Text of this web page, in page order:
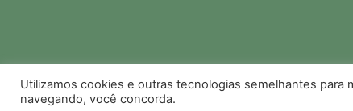
2026 - Todos os Direitos Reservados
Utilizamos cookies e outras tecnologias semelhantes
navegando, você concorda.